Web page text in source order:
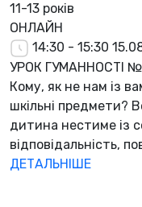
11-13 років
ОНЛАЙН
14:30 - 15:30
УРОК ГУМАННОСТІ
Кому, як не нам із
шкільні предмети?
дитина нестиме із
відповідальність,
ДЕТАЛЬНІШЕ